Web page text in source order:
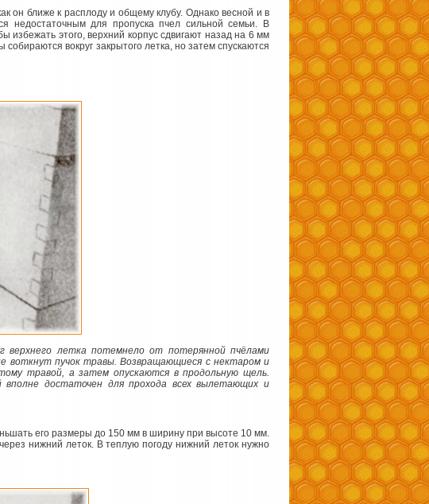
он ближе к расплоду и общему клубу. Однако весной и в
недостаточным для пропуска пчел сильной семьи. В
избежать этого, верхний корпус сдвигают назад на 6 мм
вокруг закрытого летка, но затем спускаются
верхнего летка потемнело от потерянной пчёлами
воткнут пучок травы. Возвращающиеся с нектаром и
травой, а затем опускаются в продольную щель.
достаточен для прохода всех вылетающих и
его размеры до 150 мм в ширину при высоте 10 мм.
нижний леток. В теплую погоду нижний леток нужно